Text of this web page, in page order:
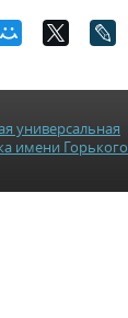
универсальная
имени Горького